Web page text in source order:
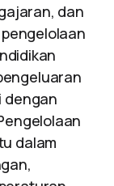
dan
dengan
dalam